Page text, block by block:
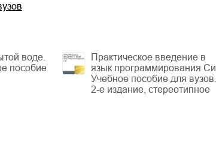
воде.
пособие
Практическое введение в
язык программирования Си.
Учебное пособие для вузов.
2-е издание, стереотипное